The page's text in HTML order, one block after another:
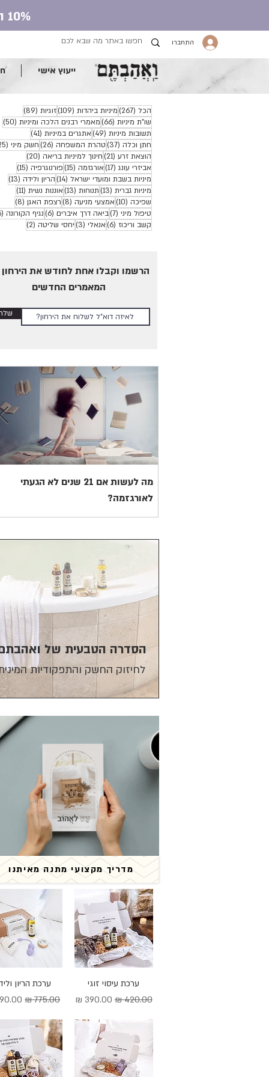
10% הנחה על כל חנות העונג עם קוד קופון ve.ahavtem
התחברו
ייעוץ אישי
הכל (267) 267 פוסטים
מיניות ביהדות (109) 109 פוסטים
זוגיות (89)
89 פוסטים
שו"ת מיניות (66) 66 פוסטים
מאמרי רבנים הלכה ומיניות (50)
50 פוסטים
תשובות מיניות (49) 49 פוסטים
אתגרים במיניות (41)
41 פוסטים
חתן וכלה (37) 37 פוסטים
טהרת המשפחה (26) 26 פוסטים
חשק מיני (25)
הוצאת זרע (21) 21 פוסטיםחינוך למיניות בריאה (20)
20 פוסטים
אביזרי עונג (17) 17 פוסטיםאורגזמה (15) 15 פוסטיםפורנוגרפיה (15)
15 פוסטים
מיניות בשבת ומועדי ישראל (14) 14 פוסטיםהריון ולידה (13)
13 פוסטים
מיניות גברית (13) 13 פוסטיםתנוחות (13) 13 פוסטיםאוננות נשית (11)
11 פוסטים
שפיכה (10) 10 פוסטיםאמצעי מניעה (8) 8 פוסטיםרצפת האגן (8)
8 פוסטים
טיפול מיני (7) 7 פוסטיםביאה דרך איברים (6) 6 פוסטיםנגיף הקורונה (6)
קשב וריכוז (6) 6 פוסטיםאנאלי (3) 3 פוסטיםיחסי שליטה (2) 2 פוסטים
הרשמו וקבלו אחת לחודש את
המאמרים החדשים
מה לעשות אם 21 שנים לא הגעתי
לאורגזמה?
הסדרה הטבעית של
לחיזוק החשקוהתפקודיות
מדריך מקצועי מתנה מאיתנו
תצוגה מהירה
ערכת עיסוי זוגי
מחיר רגיל‏420.00 ‏₪ מחיר מבצע
תצוגה מהירה
ערכת הריון
מחיר רגיל‏775.00 ‏₪ מחיר